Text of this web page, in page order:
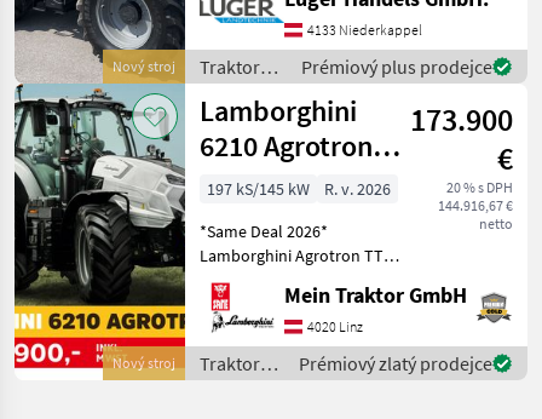
Nový stroj
Vision: ausziehbare XL-
Rückspiegel mit LED-
Beleuchtung -
MaxiVisionPro Kabine mit
zusätzlich
4133 Niederkappel
Traktory /
Lamborghini
Prémiový plus prodejce
Nový stroj
Lamborghini
6210 Agrotron
TTV
173.900
€
20 % s DPH
144.916,67 €
netto
197 kS/145 kW
R. v. 2026
*Same Deal 2026*
Lamborghini Agrotron TTV
GRUNDAUSSTATTUNG: -
DEUTZ TCD 6.1 L06 4V -
Nennleistung: 197 PS - 6
Zylinder - Hubraum: 6057
cm³ - TTV Getriebe T75
Mein Traktor GmbH
4020 Linz
Traktory /
Lamborghini
Prémiový zlatý prodejce